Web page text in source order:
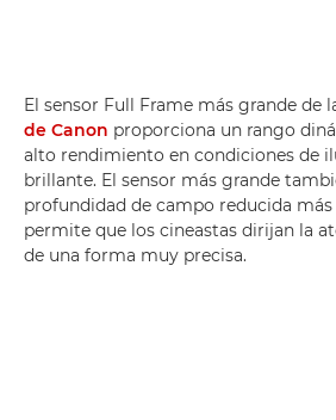
El sensor Full Frame más grande de
de Canon proporciona un rango
alto rendimiento en condiciones de
brillante. El sensor más grande
profundidad de campo reducida
permite que los cineastas dirijan la
de una forma muy precisa.